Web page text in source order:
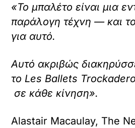
«Το μπαλέτο είναι μια
παράλογη τέχνη — και
για αυτό.
Αυτό ακριβώς
το Les Ballets
σε κάθε κίνηση».
Alastair Macaulay, The